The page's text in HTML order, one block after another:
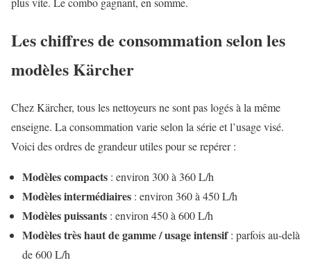
Les chiffres de consommation selon les
modèles Kärcher
Chez Kärcher, tous les nettoyeurs ne sont pas logés à la même
enseigne. La consommation varie selon la série et l’usage visé.
Voici des ordres de grandeur utiles pour se repérer :
Modèles compacts : environ 300 à 360 L/h
Modèles intermédiaires : environ 360 à 450 L/h
Modèles puissants : environ 450 à 600 L/h
Modèles très haut de gamme / usage intensif: parfois au-delà
de 600 L/h